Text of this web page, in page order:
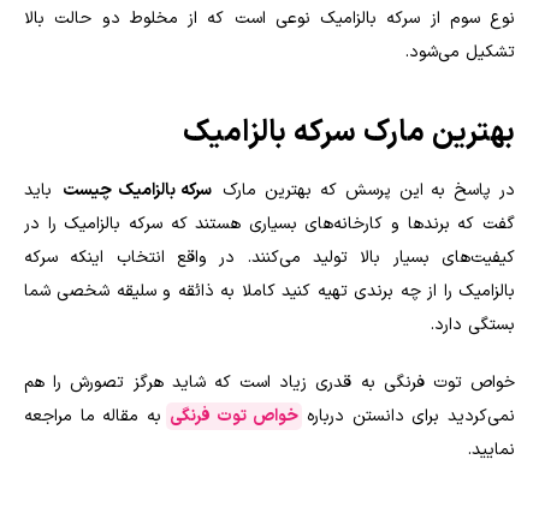
نوع سوم از سرکه بالزامیک نوعی است که از مخلوط دو حالت بالا
تشکیل می‌شود.
بهترین مارک سرکه بالزامیک
در پاسخ به این پرسش که بهترین مارک سرکه بالزامیک چیست باید
گفت که برند‌ها و کارخانه‌های بسیاری هستند که سرکه بالزامیک را در
کیفیت‌های بسیار بالا تولید می‌کنند. در واقع انتخاب اینکه سرکه
بالزامیک را از چه برندی تهیه کنید کاملا به ذائقه و سلیقه شخصی شما
بستگی دارد.
خواص توت فرنگی به قدری زیاد است که شاید هرگز تصورش را هم
نمی‌کردید برای دانستن درباره خواص توت فرنگی به مقاله ما مراجعه
نمایید.